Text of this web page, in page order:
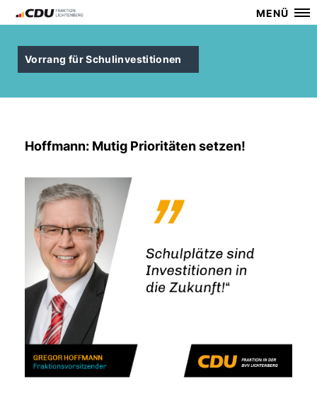
MENÜ
Vorrang für Schulinvestitionen
Hoffmann: Mutig Prioritäten setzen!